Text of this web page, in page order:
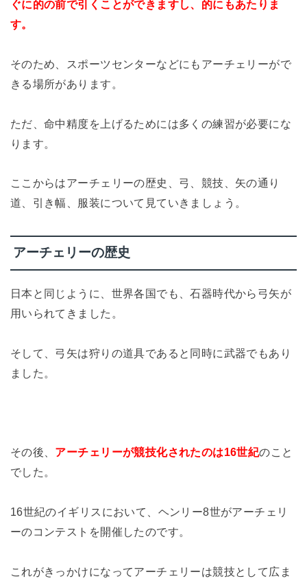
ぐに的の前で引くことができますし、的にもあたりま
す。
そのため、スポーツセンターなどにもアーチェリーがで
きる場所があります。
ただ、命中精度を上げるためには多くの練習が必要にな
ります。
ここからはアーチェリーの歴史、弓、競技、矢の通り
道、引き幅、服装について見ていきましょう。
アーチェリーの歴史
日本と同じように、世界各国でも、石器時代から弓矢が
用いられてきました。
そして、弓矢は狩りの道具であると同時に武器でもあり
ました。
その後、 アーチェリーが競技化されたのは16世紀のこと
でした。
16世紀のイギリスにおいて、ヘンリー8世がアーチェリ
ーのコンテストを開催したのです。
これがきっかけになってアーチェリーは競技として広ま